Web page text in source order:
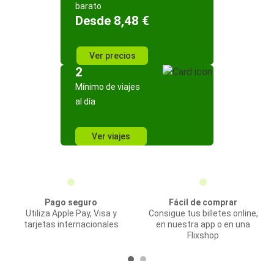
barato
Desde 8,48 €
Ver precios
2
Mínimo de viajes
al día
Ver viajes
Pago seguro
Utiliza Apple Pay, Visa y
tarjetas internacionales
Fácil de comprar
Consigue tus billetes online,
en nuestra app o en una
Flixshop